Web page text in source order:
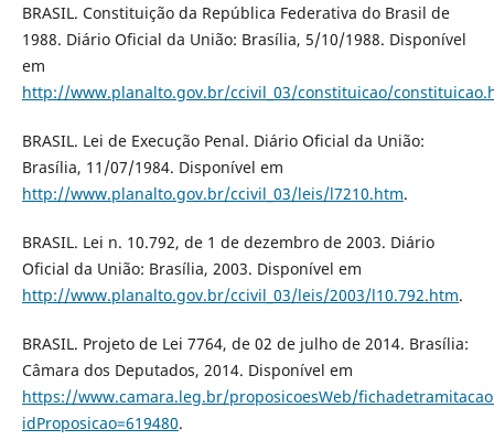
BRASIL. Constituição da República Federativa do Brasil de
1988. Diário Oficial da União: Brasília, 5/10/1988. Disponível
em
http://www.planalto.gov.br/ccivil_03/constituicao/
BRASIL. Lei de Execução Penal. Diário Oficial da União:
Brasília, 11/07/1984. Disponível em
http://www.planalto.gov.br/ccivil_03/leis/l7210.htm.
BRASIL. Lei n. 10.792, de 1 de dezembro de 2003. Diário
Oficial da União: Brasília, 2003. Disponível em
http://www.planalto.gov.br/ccivil_03/leis/2003/l10.792.htm.
BRASIL. Projeto de Lei 7764, de 02 de julho de 2014. Brasília:
Câmara dos Deputados, 2014. Disponível em
https://www.camara.leg.br/proposicoesWeb/
idProposicao=619480.